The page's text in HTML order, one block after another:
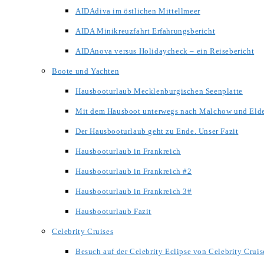
AIDAdiva im östlichen Mittellmeer
AIDA Minikreuzfahrt Erfahrungsbericht
AIDAnova versus Holidaycheck – ein Reisebericht
Boote und Yachten
Hausbooturlaub Mecklenburgischen Seenplatte
Mit dem Hausboot unterwegs nach Malchow und
Der Hausbooturlaub geht zu Ende. Unser Fazit
Hausbooturlaub in Frankreich
Hausbooturlaub in Frankreich #2
Hausbooturlaub in Frankreich 3#
Hausbooturlaub Fazit
Celebrity Cruises
Besuch auf der Celebrity Eclipse von Celebrity